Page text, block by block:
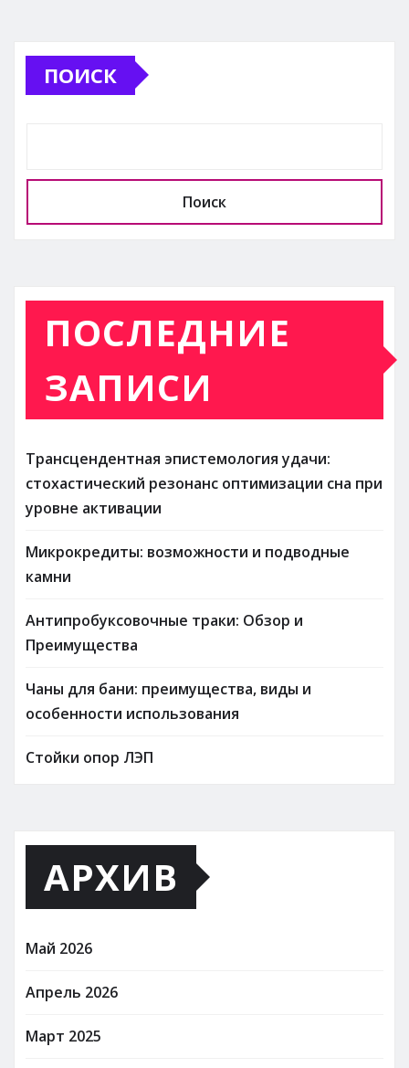
ПОИСК
Поиск
ПОСЛЕДНИЕ
ЗАПИСИ
Трансцендентная эпистемология удачи:
стохастический резонанс оптимизации сна при
уровне активации
Микрокредиты: возможности и подводные
камни
Антипробуксовочные траки: Обзор и
Преимущества
Чаны для бани: преимущества, виды и
особенности использования
Стойки опор ЛЭП
АРХИВ
Май 2026
Апрель 2026
Март 2025